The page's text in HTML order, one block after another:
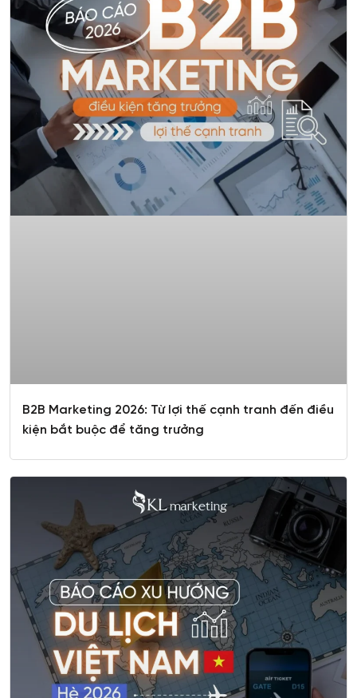
B2B Marketing 2026: Từ lợi thế cạnh tranh đến điều
kiện bắt buộc để tăng trưởng